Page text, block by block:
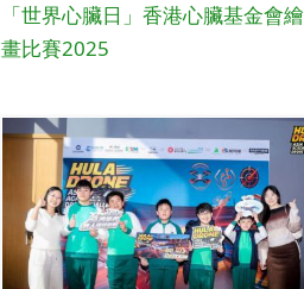
「世界心臟日」香港心臟基金會繪
畫比賽2025